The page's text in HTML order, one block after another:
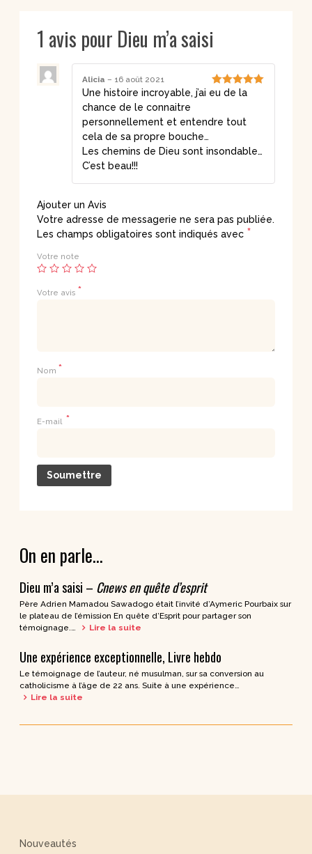
1 avis pour Dieu m’a saisi
Note5 sur
Alicia – 16 août 2021
Une histoire incroyable, j’ai eu de la
chance de le connaitre
personnellement et entendre tout
cela de sa propre bouche…
Les chemins de Dieu sont insondable…
C’est beau!!!
Ajouter un Avis
Votre adresse de messagerie ne sera pas publiée.
Les champs obligatoires sont indiqués avec *
Votre note
Votre avis *
Nom *
E-mail *
On en parle…
Dieu m’a saisi – Cnews en quête d’esprit
Père Adrien Mamadou Sawadogo était l’invité d’Aymeric Pourbaix sur
le plateau de l’émission En quête d’Esprit pour partager son
témoignage.…
Lire la suite
Une expérience exceptionnelle, Livre hebdo
Le témoignage de l’auteur, né musulman, sur sa conversion au
catholicisme à l’âge de 22 ans. Suite à une expérience…
Lire la suite
Nouveautés